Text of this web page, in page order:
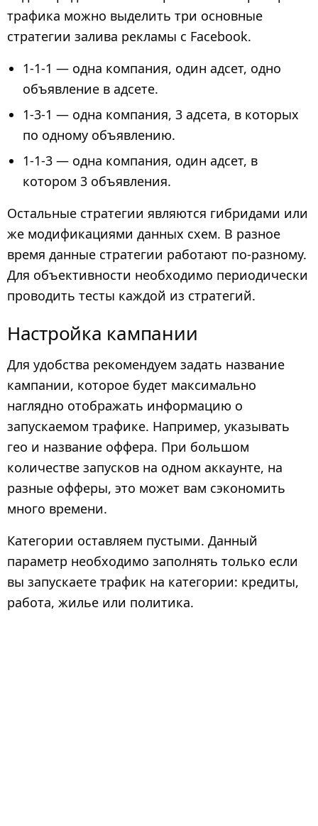
трафика можно выделить три основные
стратегии залива рекламы с Facebook.
1-1-1 — одна компания, один адсет, одно
объявление в адсете.
1-3-1 — одна компания, 3 адсета, в которых
по одному объявлению.
1-1-3 — одна компания, один адсет, в
котором 3 объявления.
Остальные стратегии являются гибридами или
же модификациями данных схем. В разное
время данные стратегии работают по-разному.
Для объективности необходимо периодически
проводить тесты каждой из стратегий.
Настройка кампании
Для удобства рекомендуем задать название
кампании, которое будет максимально
наглядно отображать информацию о
запускаемом трафике. Например, указывать
гео и название оффера. При большом
количестве запусков на одном аккаунте, на
разные офферы, это может вам сэкономить
много времени.
Категории оставляем пустыми. Данный
параметр необходимо заполнять только если
вы запускаете трафик на категории: кредиты,
работа, жилье или политика.